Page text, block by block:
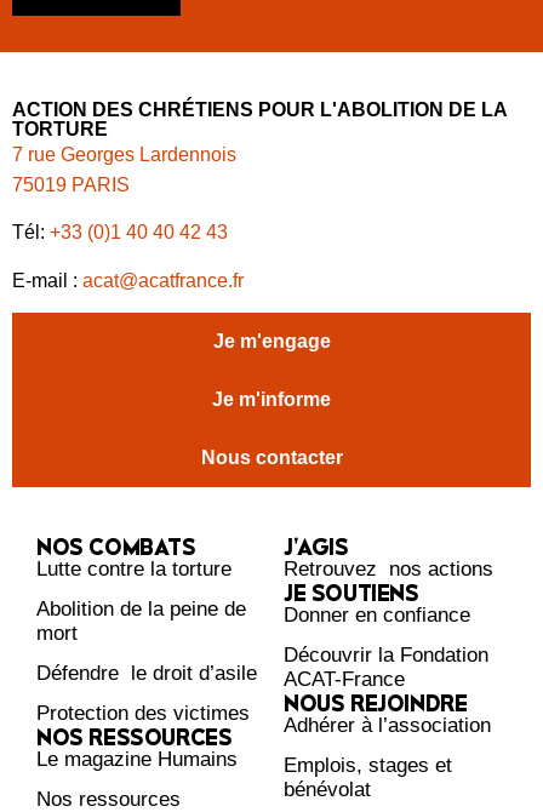
ACTION DES CHRÉTIENS POUR L'ABOLITION DE LA
TORTURE
7 rue Georges Lardennois
75019 PARIS
Tél: +33 (0)1 40 40 42 43
E-mail : acat@acatfrance.fr
Je m'engage
Je m'informe
Nous contacter
NOS COMBATS
Lutte contre la torture
Abolition de la peine de
mort
Défendre le droit d’asile
Protection des victimes
NOS RESSOURCES
Le magazine Humains
Nos ressources
J’AGIS
Retrouvez nos actions
JE SOUTIENS
Donner en confiance
Découvrir la Fondation
ACAT-France
NOUS REJOINDRE
Adhérer à l’association
Emplois, stages et
bénévolat